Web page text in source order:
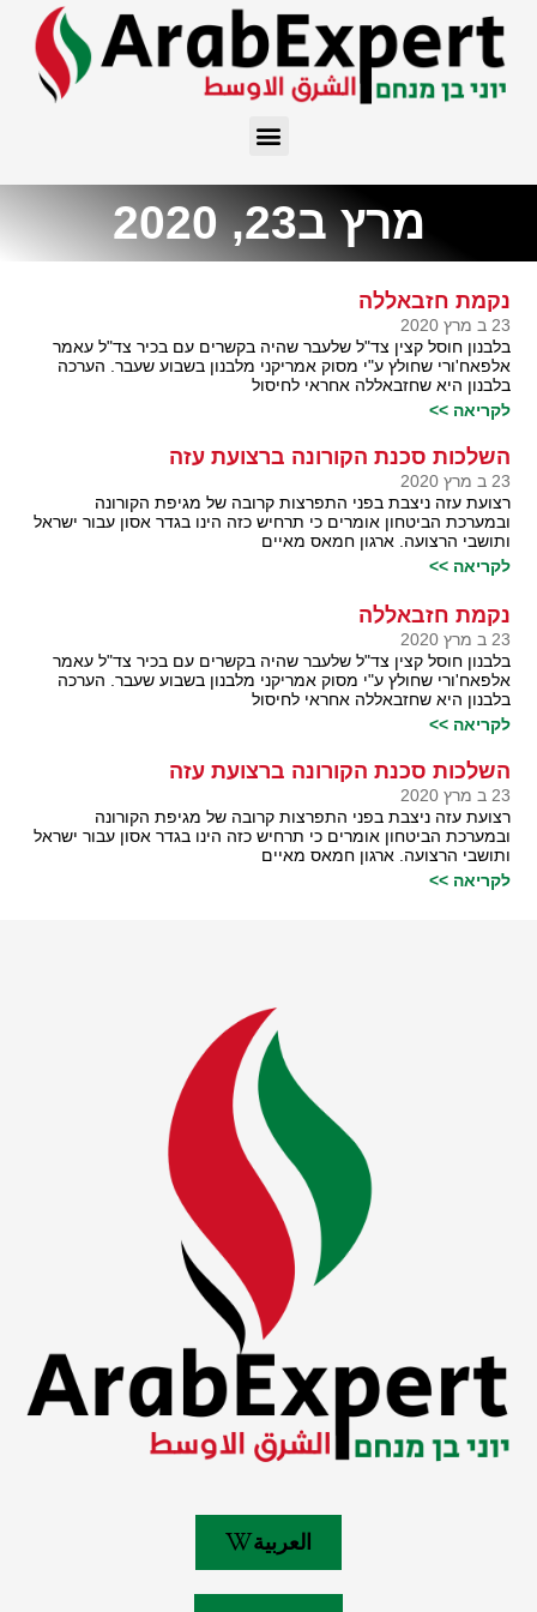
מרץ ב23, 2020
נקמת חזבאללה
23 ב מרץ 2020
בלבנון חוסל קצין צד"ל שלעבר שהיה בקשרים עם בכיר צד"ל עאמר
אלפאח'ורי שחולץ ע"י מסוק אמריקני מלבנון בשבוע שעבר. הערכה
בלבנון היא שחזבאללה אחראי לחיסול
לקריאה >>
השלכות סכנת הקורונה ברצועת עזה
23 ב מרץ 2020
רצועת עזה ניצבת בפני התפרצות קרובה של מגיפת הקורונה
ובמערכת הביטחון אומרים כי תרחיש כזה הינו בגדר אסון עבור ישראל
ותושבי הרצועה. ארגון חמאס מאיים
לקריאה >>
נקמת חזבאללה
23 ב מרץ 2020
בלבנון חוסל קצין צד"ל שלעבר שהיה בקשרים עם בכיר צד"ל עאמר
אלפאח'ורי שחולץ ע"י מסוק אמריקני מלבנון בשבוע שעבר. הערכה
בלבנון היא שחזבאללה אחראי לחיסול
לקריאה >>
השלכות סכנת הקורונה ברצועת עזה
23 ב מרץ 2020
רצועת עזה ניצבת בפני התפרצות קרובה של מגיפת הקורונה
ובמערכת הביטחון אומרים כי תרחיש כזה הינו בגדר אסון עבור ישראל
ותושבי הרצועה. ארגון חמאס מאיים
לקריאה >>
العربية